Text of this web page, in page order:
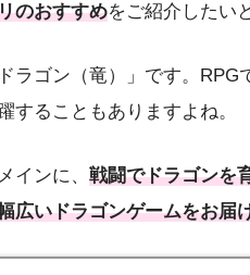
のおすすめをご紹介したい
ラゴン（竜）」です。RPG
することもありますよね。
インに、 戦闘でドラゴンを
広いドラゴンゲームをお届